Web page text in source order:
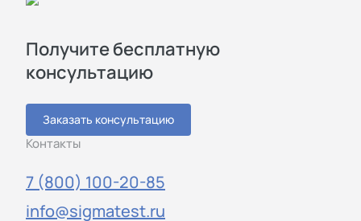
Получите бесплатную
консультацию
Заказать консультацию
Контакты
7 (800) 100-20-85
info@sigmatest.ru